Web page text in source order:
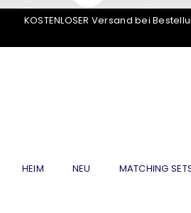
KOSTENLOSER Versand bei
HEIM NEU MATCHING